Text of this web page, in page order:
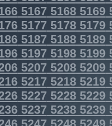
516751685169
517751785179
518751885189
5197 51985199
5207 52085209
521752185219
5227 52285229
5237 52385239